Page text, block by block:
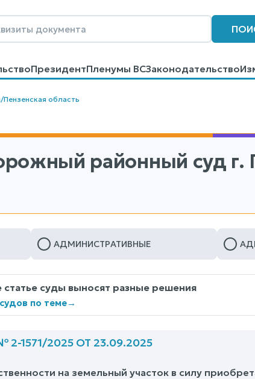
ПрезидентПленумы ВСЗаконодательство
КонтактыПомощьПоиск
/Пензенская область
районный суд г.
АДМИНИСТРАТИВНЫЕ
суды выносят разные решения
по теме→
1571/2025 ОТ 23.09.2025
на земельный участок в силу